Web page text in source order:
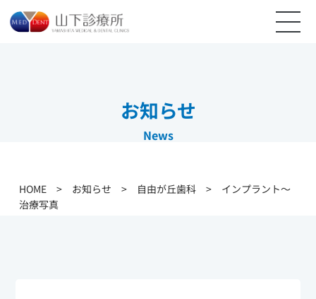
お知らせ
News
HOME > お知らせ > 自由が丘歯科 > インプラント～
治療写真